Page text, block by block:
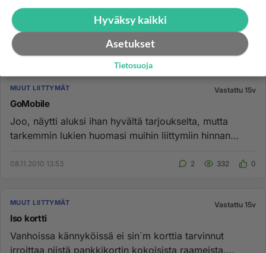
MUUT LIITTYMÄT Vastattu 15v
GoMobile
Joo, näytti aluksi ihan hyvältä tarjoukselta, mutta
tarkemmin lukien huomasi muihin liittymiin hinnan
08.11.2010 13:53 2 332 0
MUUT LIITTYMÄT Vastattu 15v
Iso kortti
Vanhoissa kännyköissä ei sin´m korttia tarvinnut
irroittaa niistä pankkikortin kokoisista raameista.
Hyväksy kaikki
Asetukset
Tietosuoja